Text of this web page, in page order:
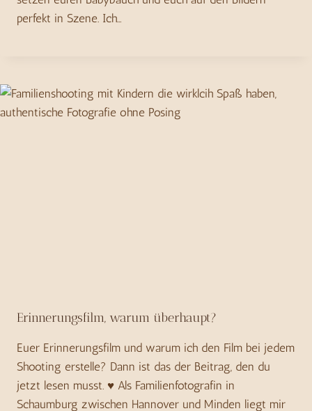
perfekt in Szene. Ich…
Erinnerungsfilm, warum überhaupt?
Euer Erinnerungsfilm und warum ich den Film bei jedem
Shooting erstelle? Dann ist das der Beitrag, den du
jetzt lesen musst. ♥ Als Familienfotografin in
Schaumburg zwischen Hannover und Minden liegt mir